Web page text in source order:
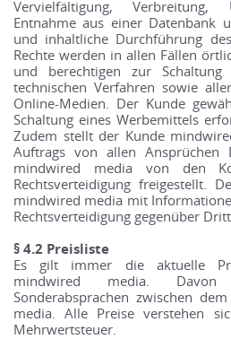
Vervielfältigung, Verbreitung,
Entnahme aus einer Datenbank
und inhaltliche Durchführung
Rechte werden in allen Fällen
und berechtigen zur
technischen Verfahren sowie
Online-Medien. Der Kunde
Schaltung eines Werbemittels
Zudem stellt der Kunde
Auftrags von allen
mindwired media von den
Rechtsverteidigung freigestellt.
mindwired media mit
Rechtsverteidigung gegenüber
§ 4.2 Preisliste
Es gilt immer die aktuelle
mindwired media. Davon
Sonderabsprachen zwischen
media. Alle Preise verstehen
Mehrwertsteuer.